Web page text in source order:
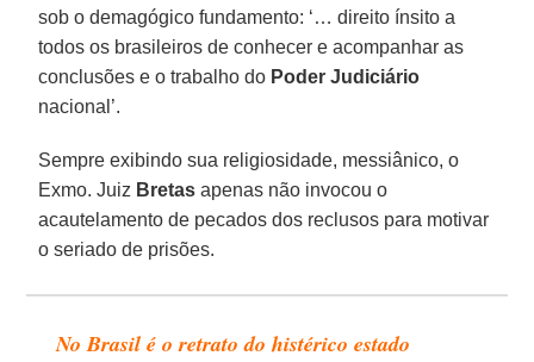
sob o demagógico fundamento: ‘… direito ínsito a
todos os brasileiros de conhecer e acompanhar as
conclusões e o trabalho do Poder Judiciário
nacional’.
Sempre exibindo sua religiosidade, messiânico, o
Exmo. Juiz Bretas apenas não invocou o
acautelamento de pecados dos reclusos para motivar
o seriado de prisões.
No Brasil é o retrato do histérico estado